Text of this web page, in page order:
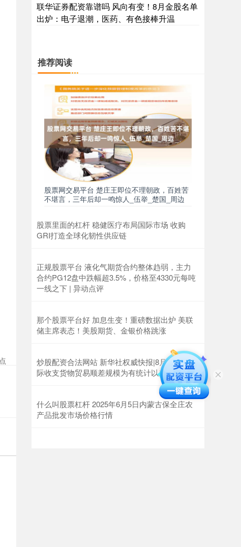
联华证券配资靠谱吗 风向有变！8月金股名单
出炉：电子退潮，医药、有色接棒升温
推荐阅读
股票网交易平台 楚庄王即位不理朝政，百姓苦
不堪言，三年后却一鸣惊人_伍举_楚国_周边
股票里面的杠杆 稳健医疗布局国际市场 收购
GRI打造全球化韧性供应链
正规股票平台 液化气期货合约整体趋弱，主力
合约PG12盘中跌幅超3.5%，价格至4330元每吨
一线之下 | 异动点评
那个股票平台好 加息生变！重磅数据出炉 美联
储主席表态！美股期货、金银价格跳涨
炒股配资合法网站 新华社权威快报|8月我国国
际收支货物贸易顺差规模为有统计以来最好水平
什么叫股票杠杆 2025年6月5日内蒙古保全庄农
产品批发市场价格行情